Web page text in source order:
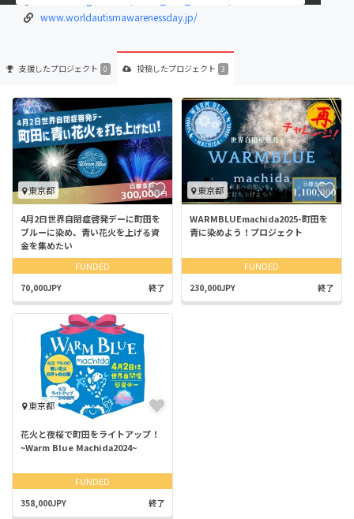
www.worldautismawarenessday.jp/
支援したプロジェクト 0 投稿したプロジェクト 3
東京都
4月2日世界自閉症啓発デーに町田を
ブルーに染め、青い花火を上げる資
金を集めたい
FUNDED
70,000JPY 終了
東京都
WARMBLUEmachida2025-町田を
青に染めよう！プロジェクト
FUNDED
230,000JPY 終了
東京都
花火と夜桜で町田をライトアップ！
~Warm Blue Machida2024~
FUNDED
358,000JPY 終了